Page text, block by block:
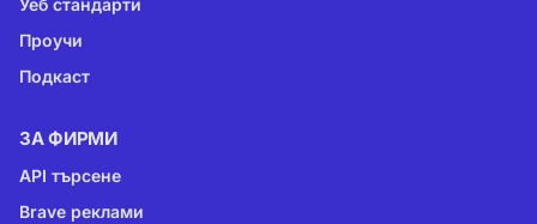
Уеб стандарти
Проучи
Подкаст
ЗА ФИРМИ
API търсене
Brave реклами